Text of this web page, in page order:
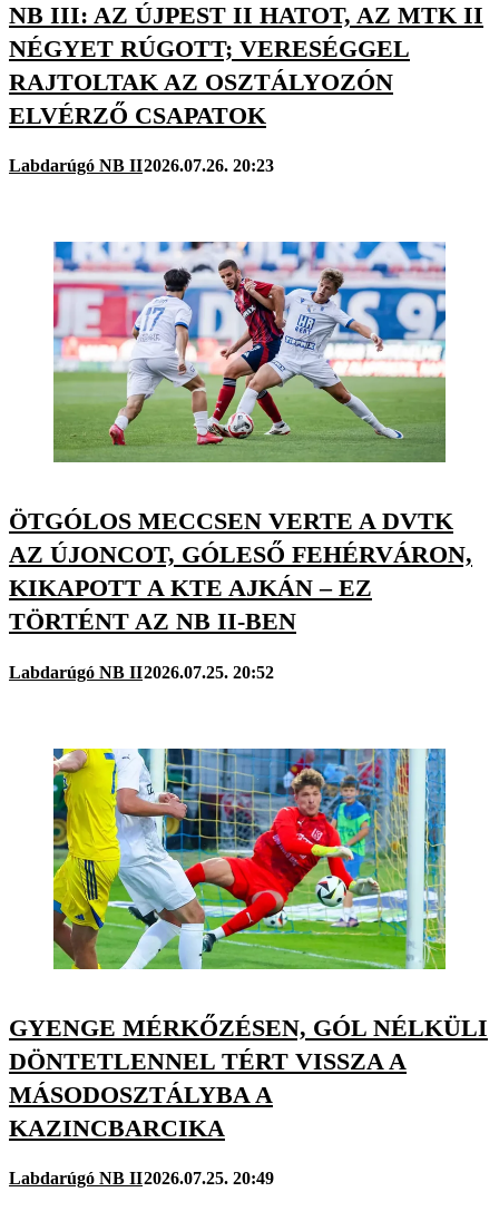
NB III: AZ ÚJPEST II HATOT, AZ MTK II
NÉGYET RÚGOTT; VERESÉGGEL
RAJTOLTAK AZ OSZTÁLYOZÓN
ELVÉRZŐ CSAPATOK
Labdarúgó NB II2026.07.26. 20:23
ÖTGÓLOS MECCSEN VERTE A DVTK
AZ ÚJONCOT, GÓLESŐ FEHÉRVÁRON,
KIKAPOTT A KTE AJKÁN – EZ
TÖRTÉNT AZ NB II-BEN
Labdarúgó NB II2026.07.25. 20:52
GYENGE MÉRKŐZÉSEN, GÓL NÉLKÜLI
DÖNTETLENNEL TÉRT VISSZA A
MÁSODOSZTÁLYBA A
KAZINCBARCIKA
Labdarúgó NB II2026.07.25. 20:49